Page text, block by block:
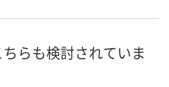
らも検討されていま